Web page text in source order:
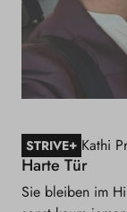
STRIVE+ Kathi
Harte Tür
Sie bleiben im